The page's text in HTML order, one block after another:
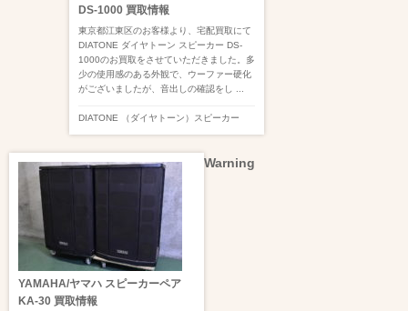
DS-1000 買取情報
東京都江東区のお客様より、宅配買取にて
DIATONE ダイヤトーン スピーカー DS-
1000のお買取をさせていただきました。多
少の使用感のある外観で、ウーファー硬化
がございましたが、音出しの確認をし ...
DIATONE （ダイヤトーン） スピーカー
YAMAHA/ヤマハ スピーカーペア
KA-30 買取情報
Warning